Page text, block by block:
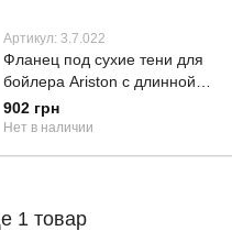
Артикул: 3.7.022
Фланец под сухие тени для
бойлера Ariston с длинной
трубкой под термостат (D-
125 мм, L-400/400/450 мм)
902 грн
Нет в наличии
1 товар